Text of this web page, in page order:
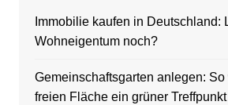
Immobilie kaufen in Deutschland:
Wohneigentum noch?
Gemeinschaftsgarten anlegen:
freien Fläche ein grüner Treffpunkt